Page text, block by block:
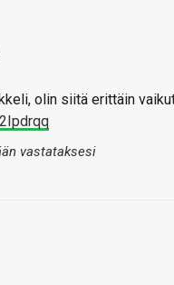
olin siitä erittäin
vastataksesi